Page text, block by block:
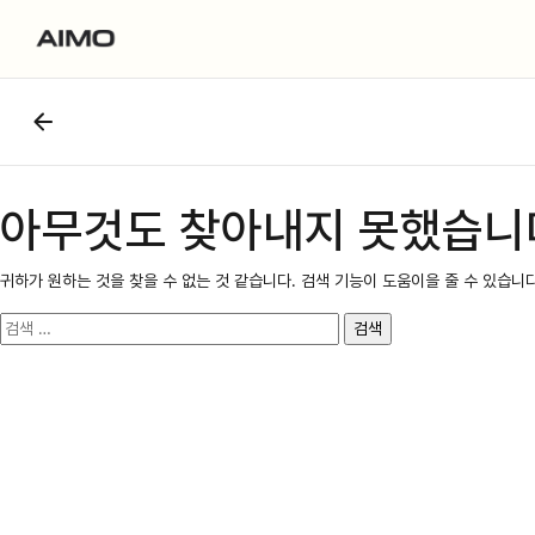
아무것도 찾아내지 못했습
귀하가 원하는 것을 찾을 수 없는 것 같습니다. 검색 기능이 도움이을 줄 수 있습니
검
색: